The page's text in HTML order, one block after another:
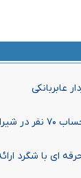
عابربانکی
شدند
ای با شگرد